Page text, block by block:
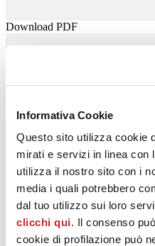
Informativa Cookie
Questo sito utilizza cookie
mirati e servizi in linea con
utilizza il nostro sito con i
media i quali potrebbero
dal tuo utilizzo sui loro
clicchi qui. Il consenso
cookie di profilazione può
Download PDF
Località La Chiusa
CASTEL SANT'ELIA, 01030
Viterbo
Tel. 0761 18731
Fax 0761515168
[email protected]
www.ceramicaglobo.com